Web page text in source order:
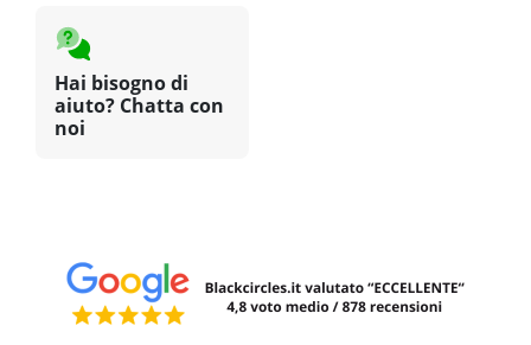
Hai bisogno di
aiuto? Chatta con
noi